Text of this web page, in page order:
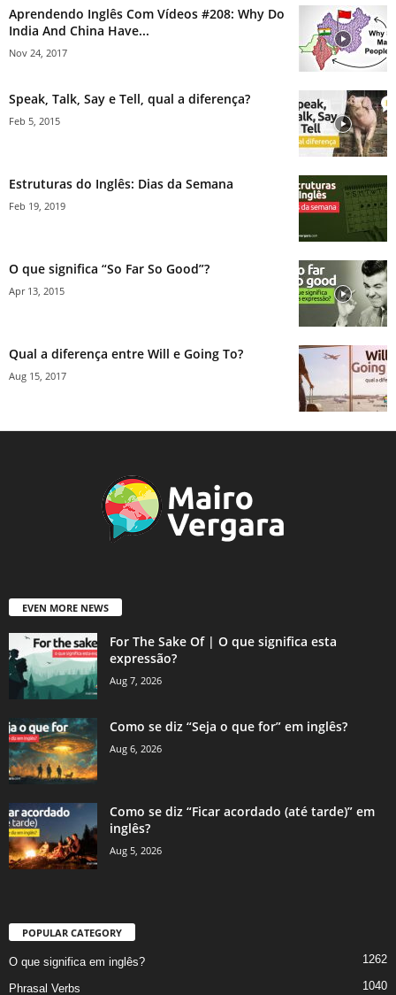
Aprendendo Inglês Com Vídeos #208: Why Do
India And China Have...
Nov 24, 2017
Speak, Talk, Say e Tell, qual a diferença?
Feb 5, 2015
Estruturas do Inglês: Dias da Semana
Feb 19, 2019
O que significa “So Far So Good”?
Apr 13, 2015
Qual a diferença entre Will e Going To?
Aug 15, 2017
EVEN MORE NEWS
For The Sake Of | O que significa esta
expressão?
Aug 7, 2026
Como se diz “Seja o que for” em inglês?
Aug 6, 2026
Como se diz “Ficar acordado (até tarde)” em
inglês?
Aug 5, 2026
POPULAR CATEGORY
O que significa em inglês? 1262
Phrasal Verbs 1040